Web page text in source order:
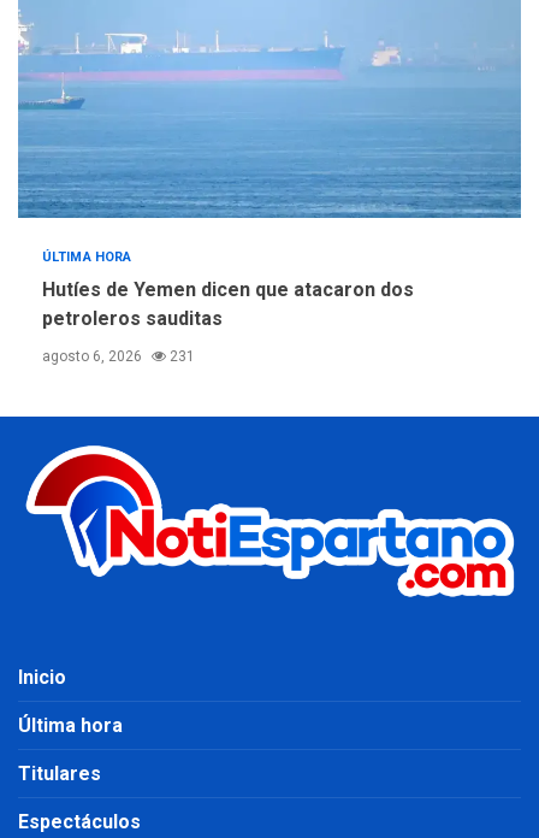
ÚLTIMA HORA
Hutíes de Yemen dicen que atacaron dos
petroleros sauditas
agosto 6, 2026 231
Inicio
Última hora
Titulares
Espectáculos